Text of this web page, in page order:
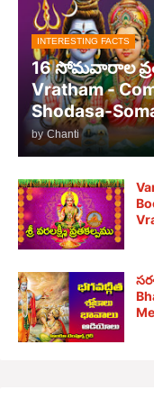
INTERESTING FACTS
16 సోమవారాల
Vratham -
Shodasa-
by Chanti